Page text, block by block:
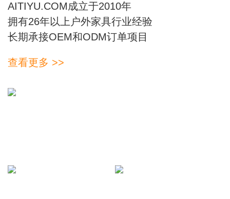
AITIYU.COM成立于2010年
拥有26年以上户外家具行业经验
长期承接OEM和ODM订单项目
查看更多 >>